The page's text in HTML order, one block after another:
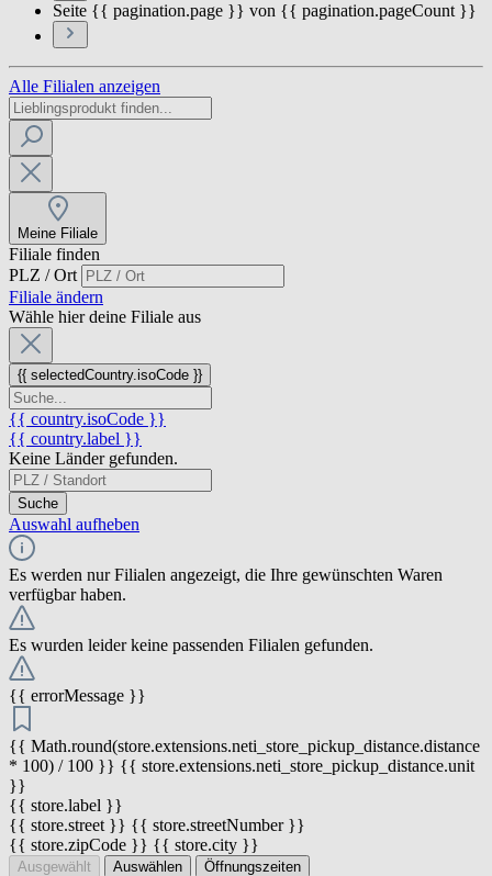
Seite {{ pagination.page }} von {{ pagination.pageCount }}
Alle Filialen anzeigen
Meine Filiale
Filiale finden
PLZ / Ort
Filiale ändern
Wähle hier deine Filiale aus
{{ selectedCountry.isoCode }}
{{ country.isoCode }}
{{ country.label }}
Keine Länder gefunden.
Suche
Auswahl aufheben
Es werden nur Filialen angezeigt, die Ihre gewünschten Waren
verfügbar haben.
Es wurden leider keine passenden Filialen gefunden.
{{ errorMessage }}
{{ Math.round(store.extensions.neti_store_pickup_distance.distance
* 100) / 100 }} {{ store.extensions.neti_store_pickup_distance.unit
}}
{{ store.label }}
{{ store.street }} {{ store.streetNumber }}
{{ store.zipCode }} {{ store.city }}
Ausgewählt Auswählen Öffnungszeiten